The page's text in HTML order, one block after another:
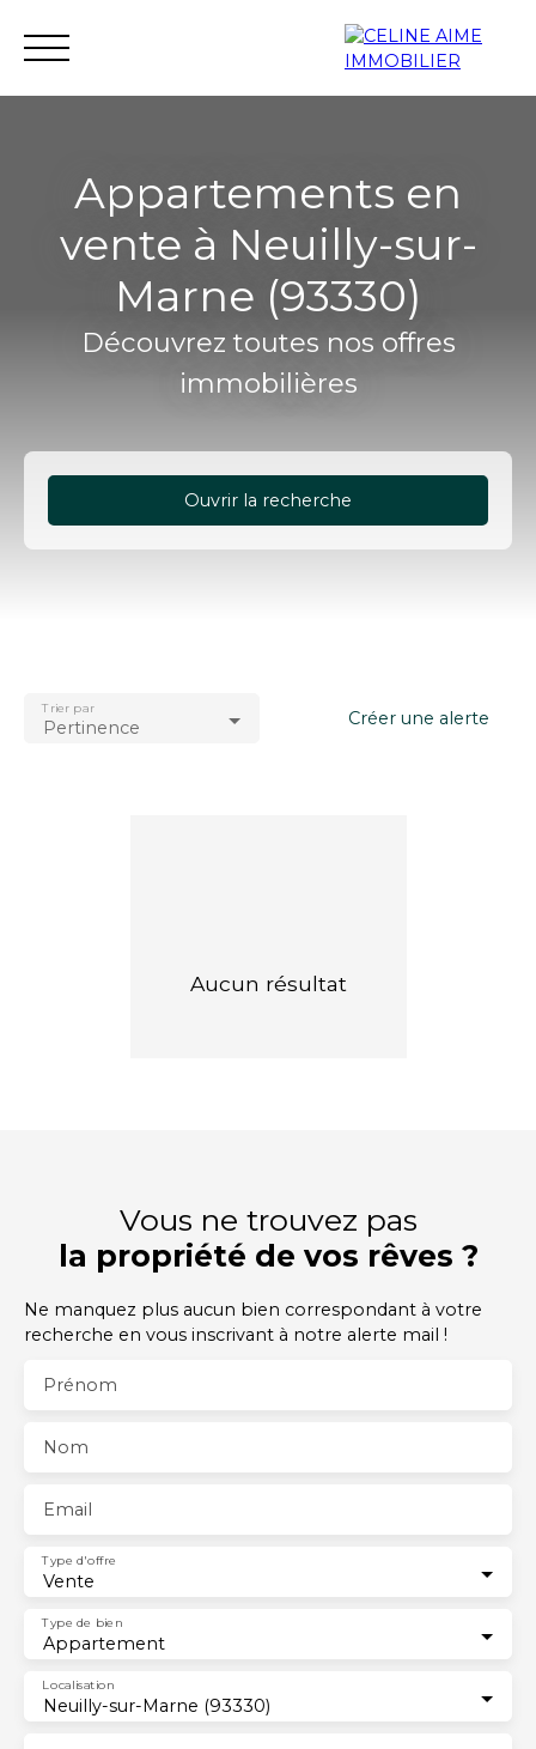
Accueil Immobilier neuf Investissement neuf
Appartements en
vente à Neuilly-sur-
Marne (93330)
Découvrez toutes nos offres
immobilières
Ouvrir la recherche
Neuilly-sur-Marne (93330)
Localisation
Pertinence
Trier par Créer une alerte
Aucun résultat
Vous ne trouvez pas
la propriété de vos rêves ?
Ne manquez plus aucun bien correspondant à votre
recherche en vous inscrivant à notre alerte mail !
Prénom
Nom
Email
Vente
Type d'offre
Appartement
Type de bien
Neuilly-sur-Marne (93330)
Localisation